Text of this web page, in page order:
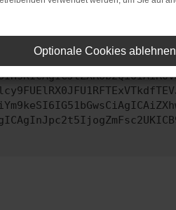
bitte. Wir werden versuchen,
Optionale Cookies ablehnen